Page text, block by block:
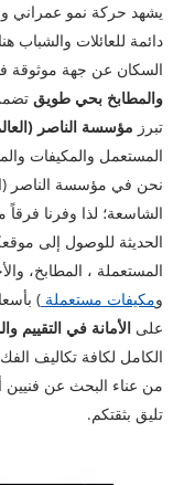
يشهد حركة نمو عمراني
دائمة للعائلات والشباب
السكان عن جهة موثوقة
والمطابخ بحي طويق
تبرز مؤسسة الناصر
المستعمل والمكيفات
نحن في مؤسسة الناصر
الشاسعة؛ لذا وفرنا
الحديثة للوصول إلى
المستعملة ، المطابخ،
ومكيفات مستعملة )
على الأمانة في التقييم
الكامل لكافة تكاليف
من عناء البحث عن
تليق بثقتكم.